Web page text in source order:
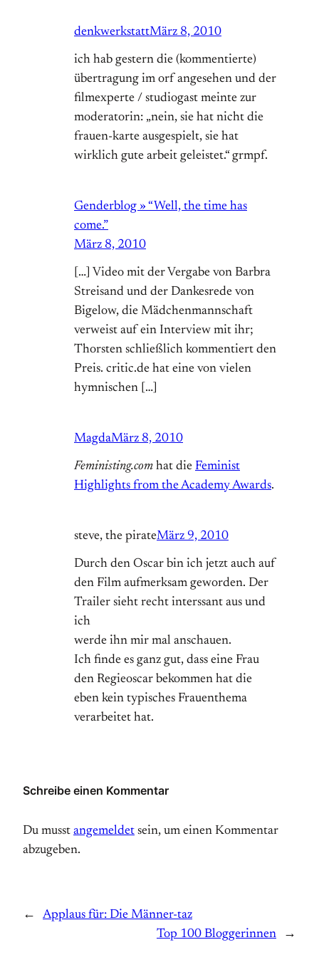
denkwerkstattMärz 8, 2010
ich hab gestern die (kommentierte)
übertragung im orf angesehen und der
filmexperte / studiogast meinte zur
moderatorin: „nein, sie hat nicht die
frauen-karte ausgespielt, sie hat
wirklich gute arbeit geleistet.“ grmpf.
Genderblog » “Well, the time has
come.”
März 8, 2010
[…] Video mit der Vergabe von Barbra
Streisand und der Dankesrede von
Bigelow, die Mädchenmannschaft
verweist auf ein Interview mit ihr;
Thorsten schließlich kommentiert den
Preis. critic.de hat eine von vielen
hymnischen […]
MagdaMärz 8, 2010
Feministing.com hat die Feminist
Highlights from the Academy Awards.
steve, the pirateMärz 9, 2010
Durch den Oscar bin ich jetzt auch auf
den Film aufmerksam geworden. Der
Trailer sieht recht interssant aus und
ich
werde ihn mir mal anschauen.
Ich finde es ganz gut, dass eine Frau
den Regieoscar bekommen hat die
eben kein typisches Frauenthema
verarbeitet hat.
Schreibe einen Kommentar
Du musst angemeldet sein, um einen Kommentar
abzugeben.
←
Applaus für: Die Männer-taz
Top 100 Bloggerinnen
→